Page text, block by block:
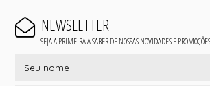
NEWSLETTER
SEJA A PRIMEIRA A SABER DE NOSSAS NOVIDADES E